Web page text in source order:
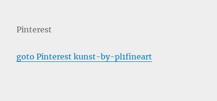
Pinterest
goto Pinterest kunst-by-pl1fineart